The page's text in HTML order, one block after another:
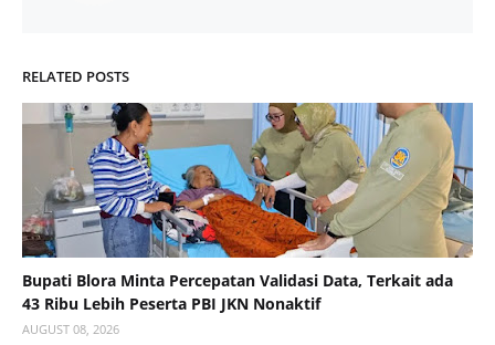
RELATED POSTS
Bupati Blora Minta Percepatan Validasi Data, Terkait ada
43 Ribu Lebih Peserta PBI JKN Nonaktif
AUGUST 08, 2026